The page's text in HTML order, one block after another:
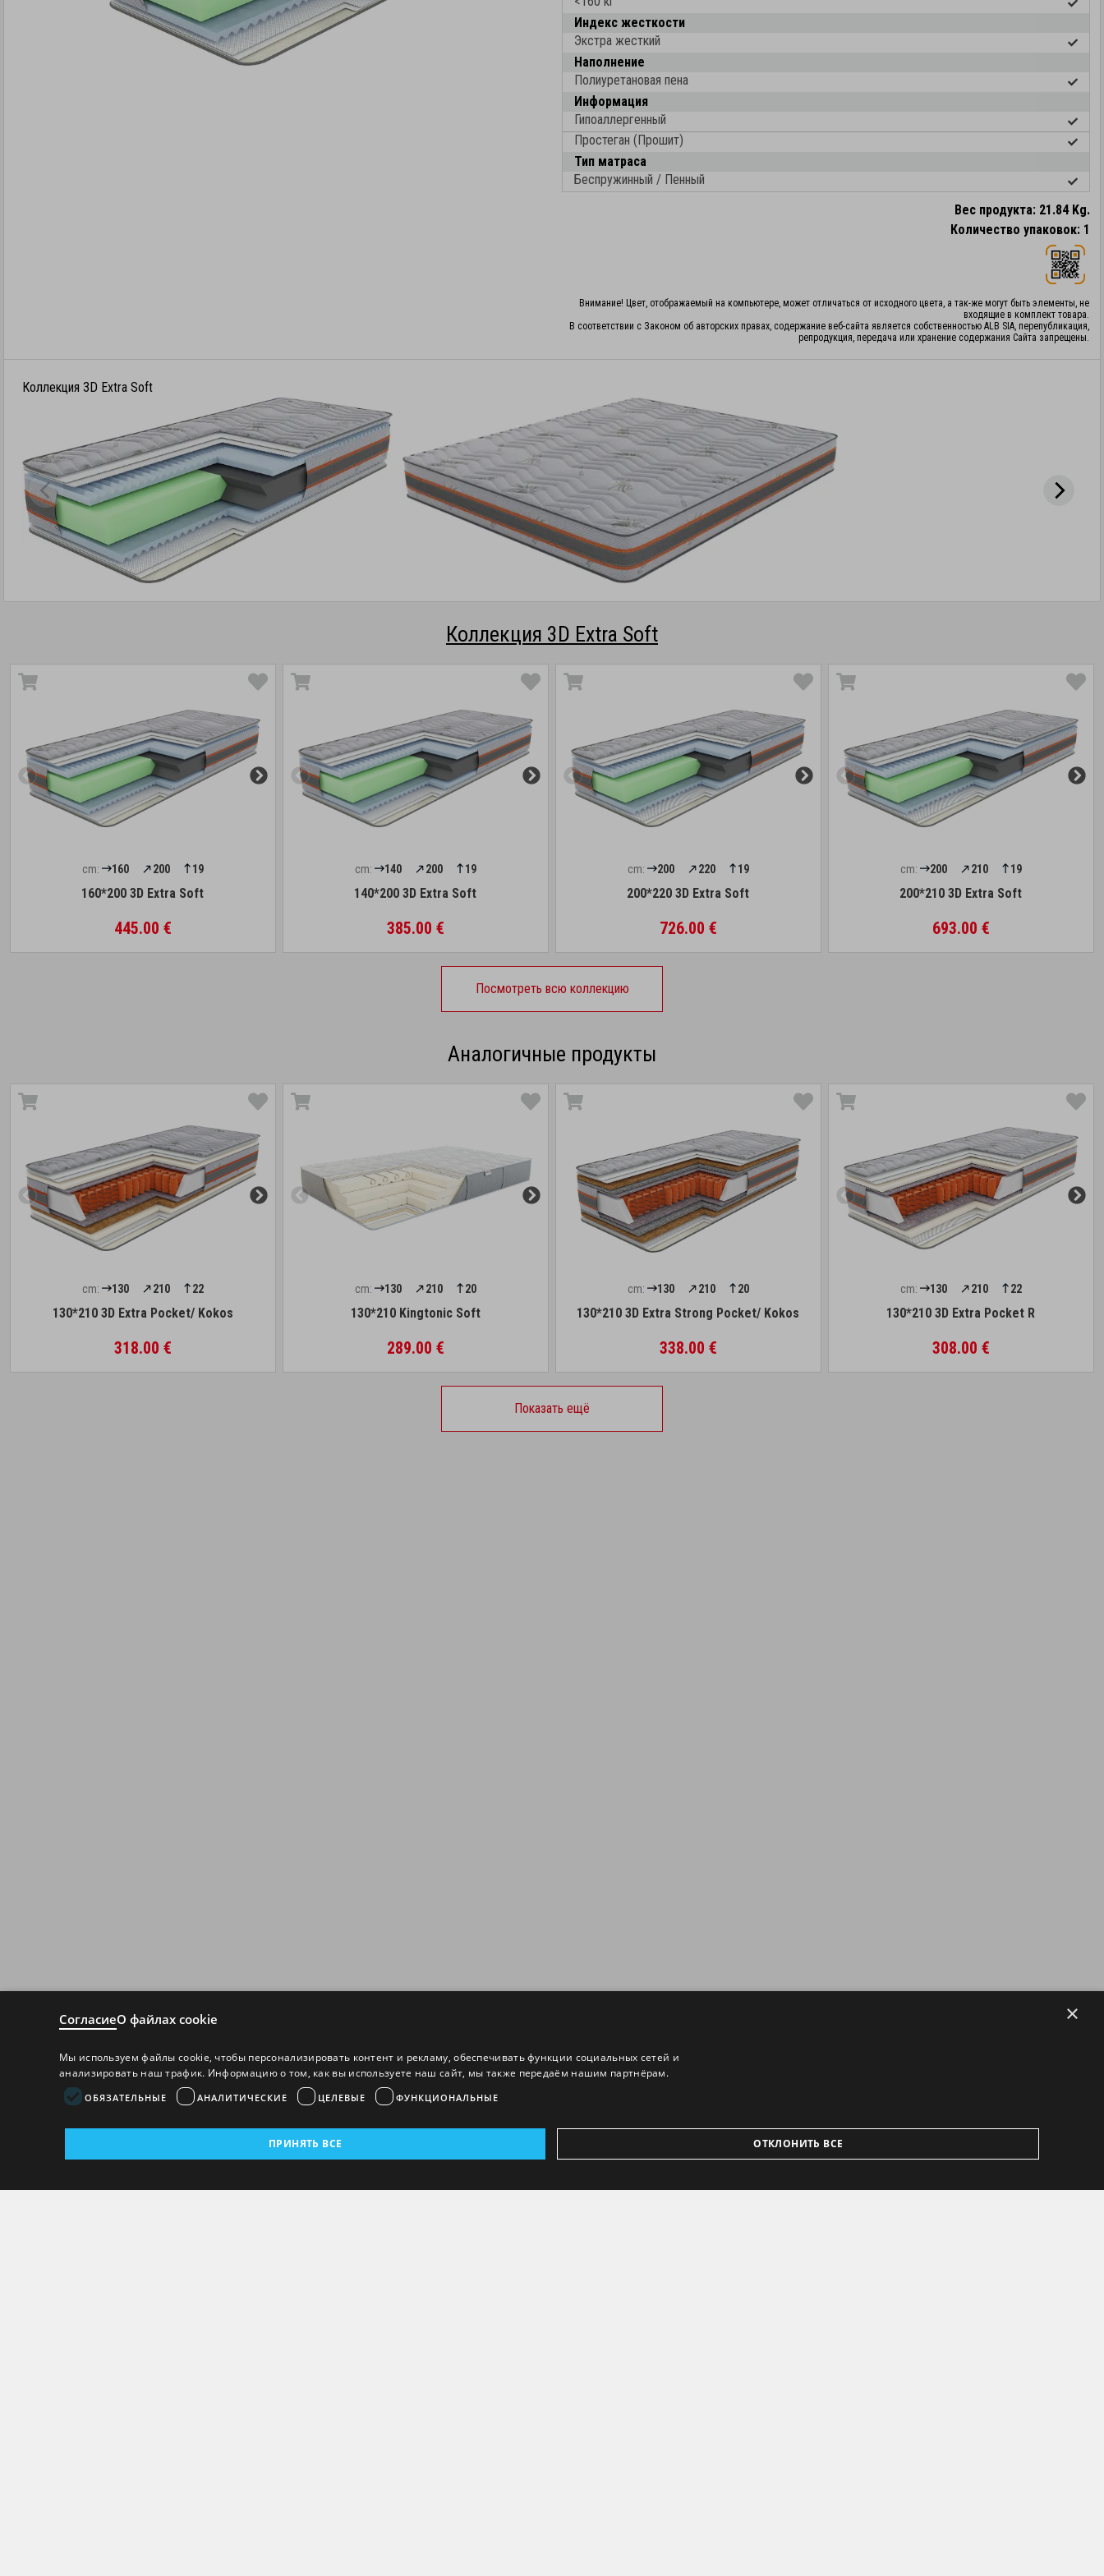
Индекс жесткости
Экстра жесткий
Наполнение
Полиуретановая пена
Информация
Гипоаллергенный
Простеган (Прошит)
Тип матраса
Беспружинный / Пенный
Вес продукта: 21.84 Kg.
Количество упаковок: 1
Внимание! Цвет, отображаемый на компьютере, может отличаться от исходного цвета, а так-же могут быть элементы, не
входящие в комплект товара.
В соответствии с Законом об авторских правах, содержание веб-сайта является собственностью ALB SIA, перепубликация,
репродукция, передача или хранение содержания Сайта запрещены.
Коллекция 3D Extra Soft
Коллекция 3D Extra Soft
cm: 160 200 19
160*200 3D Extra Soft
445.00 €
cm: 140 200 19
140*200 3D Extra Soft
385.00 €
cm: 200 220 19
200*220 3D Extra Soft
726.00 €
cm: 200 210 19
200*210 3D Extra Soft
693.00 €
Посмотреть всю коллекцию
Аналогичные продукты
cm: 130 210 22
130*210 3D Extra Pocket/ Kokos
318.00 €
cm: 130 210 20
130*210 Kingtonic Soft
289.00 €
cm: 130 210 20
130*210 3D Extra Strong Pocket/ Kokos
338.00 €
cm: 130 210 22
130*210 3D Extra Pocket R
308.00 €
Показать ещё
×
СогласиеО файлах cookie
Мы используем файлы cookie, чтобы персонализировать контент и рекламу, обеспечивать функции социальных сетей и
анализировать наш трафик. Информацию о том, как вы используете наш сайт, мы также передаём нашим партнёрам.
ОБЯЗАТЕЛЬНЫЕ АНАЛИТИЧЕСКИЕ ЦЕЛЕВЫЕ ФУНКЦИОНАЛЬНЫЕ
ПРИНЯТЬ ВСЕ ОТКЛОНИТЬ ВСЕ